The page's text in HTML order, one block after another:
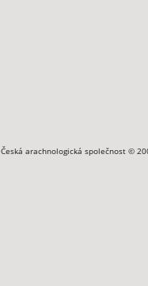
Česká arachnologická společnost ©